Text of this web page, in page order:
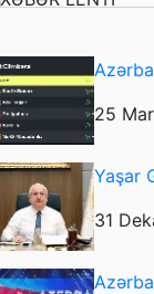
25
Yaşar
31